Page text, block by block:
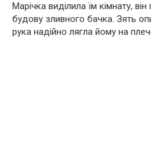
Марічка виділила їм кімнату,
будову зливного бачка. Зять
рука надійно лягла йому на